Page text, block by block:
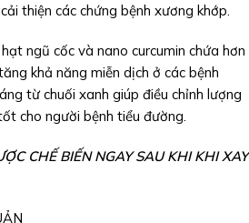
thiện các chứng bệnh xương khớp.
ngũ cốc và nano curcumin chứa hơn
khả năng miễn dịch ở các bệnh
từ chuối xanh giúp điều chỉnh lượng
cho người bệnh tiểu đường.
CHẾ BIẾN NGAY SAU KHI KHI XAY